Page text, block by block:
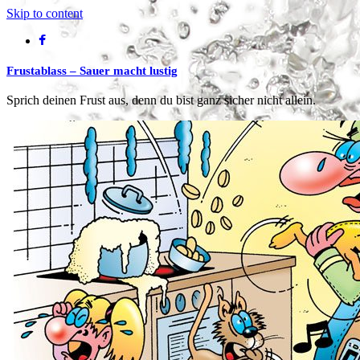
Skip to content
Frustablass – Sauer macht lustig
Sprich deinen Frust aus, denn du bist ganz sicher nicht allein.